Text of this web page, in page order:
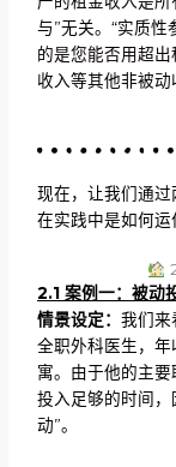
与”无关。“实质性
的是您能否用超
收入等其他非被动
现在，让我们通过
在实践中是如何运
2.1 案例一：被
情景设定：我们来
全职外科医生，
寓。由于他的主
投入足够的时间，
动”。